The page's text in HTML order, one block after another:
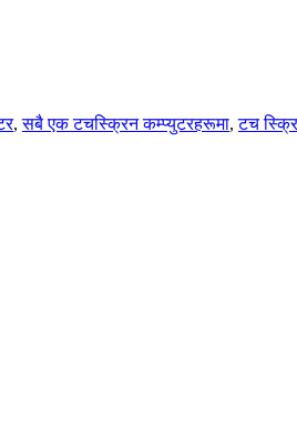
,सबै एक टचस्क्रिन कम्प्युटरहरूमा,टच